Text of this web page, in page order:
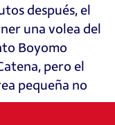
después, el
una volea del
Boyomo
pero el
pequeña no